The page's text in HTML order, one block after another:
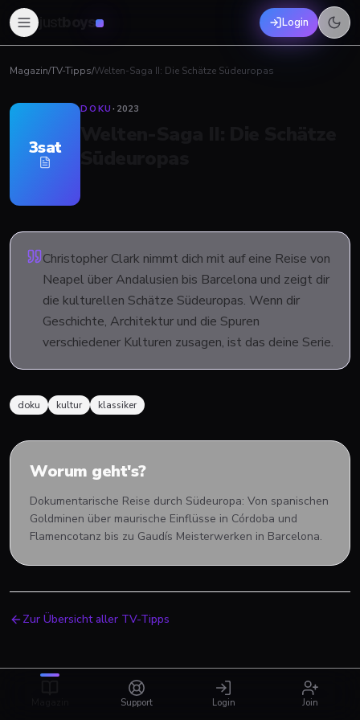
boys Login
Magazin/TV-Tipps/Welten-Saga II: Die Schätze Südeuropas
3sat
DOKU· 2023
Christopher Clark nimmt dich mit auf eine Reise von
Neapel über Andalusien bis Barcelona und zeigt dir
die kulturellen Schätze Südeuropas. Wenn dir
Geschichte, Architektur und die Spuren
verschiedener Kulturen zusagen, ist das deine Serie.
doku kultur klassiker
Worum geht's?
Dokumentarische Reise durch Südeuropa: Von spanischen
Goldminen über maurische Einflüsse in Córdoba und
Flamencotanz bis zu Gaudís Meisterwerken in Barcelona.
Zur Übersicht aller TV-Tipps
Support Login Join